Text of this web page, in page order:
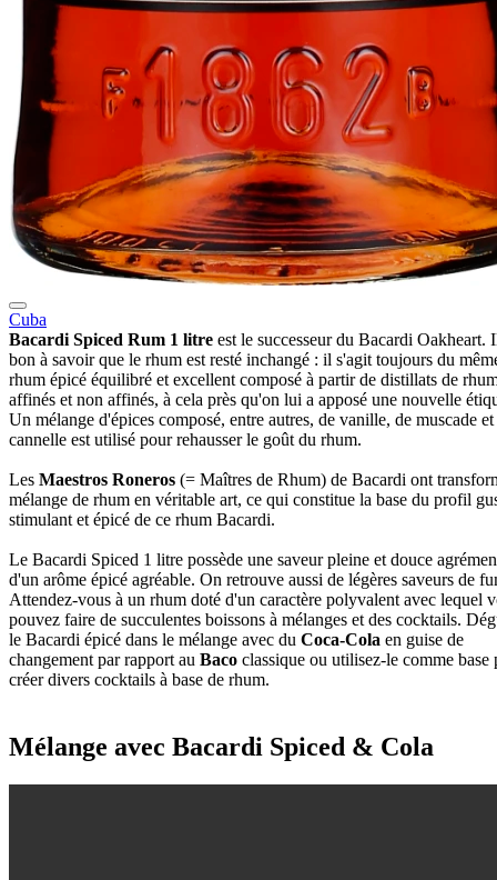
Cuba
Bacardi Spiced Rum 1 litre est le successeur du Bacardi Oakheart.
bon à savoir que le rhum est resté inchangé : il s'agit toujours du
rhum épicé équilibré et excellent composé à partir de distillats de
affinés et non affinés, à cela près qu'on lui a apposé une nouvelle
Un mélange d'épices composé, entre autres, de vanille, de muscade et
cannelle est utilisé pour rehausser le goût du rhum.
Les Maestros Roneros (= Maîtres de Rhum) de Bacardi ont
mélange de rhum en véritable art, ce qui constitue la base du profil
stimulant et épicé de ce rhum Bacardi.
Le Bacardi Spiced 1 litre possède une saveur pleine et douce
d'un arôme épicé agréable. On retrouve aussi de légères saveurs de
Attendez-vous à un rhum doté d'un caractère polyvalent avec lequel
pouvez faire de succulentes boissons à mélanges et des cocktails.
le Bacardi épicé dans le mélange avec du Coca-Cola en guise de
changement par rapport au Baco classique ou utilisez-le comme base
créer divers cocktails à base de rhum.
Mélange avec Bacardi Spiced & Cola